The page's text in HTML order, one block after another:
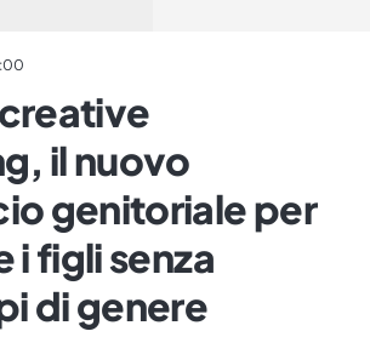
il nuovo
genitoriale per
i figli senza
di genere